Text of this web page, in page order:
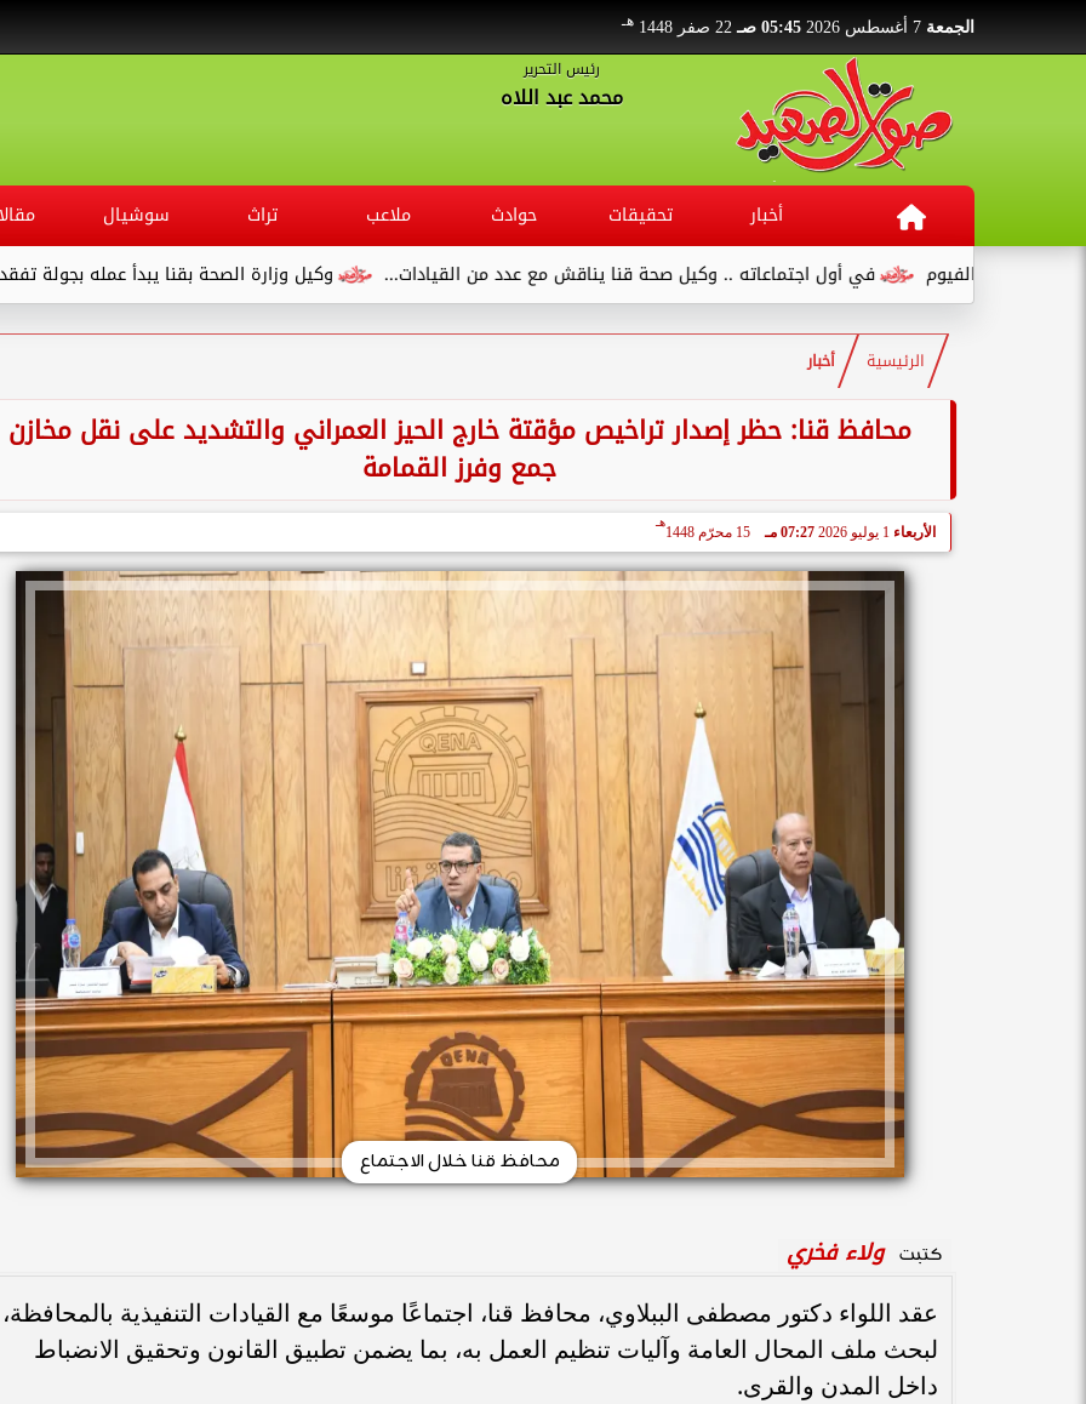
الجمعة 05:45 صـ 22 صفر 1448 هـ
رئيس التحرير
محمد عبد اللاه
أخبار تحقيقات حوادث ملاعب تراث سوشيال
وكيل وزارة الصحة بقنا يبدأ عمله بجولة تفقدية لديوان
في أول اجتماعاته .. وكيل صحة قنا يناقش مع عدد من القيادات...
الرئيسية أخبار
محافظ قنا: حظر إصدار تراخيص مؤقتة خارج الحيز العمراني والتشديد على نقل مخازن
جمع وفرز القمامة
الأربعاء 07:27 مـ 15 محرّم 1448
هـ
محافظ قنا خلال الاجتماع
كتبت ولاء فخري
عقد اللواء دكتور مصطفى الببلاوي، محافظ قنا، اجتماعًا موسعًا مع القيادات التنفيذية بالمحافظة،
لبحث ملف المحال العامة وآليات تنظيم العمل به، بما يضمن تطبيق القانون وتحقيق الانضباط
داخل المدن والقرى.